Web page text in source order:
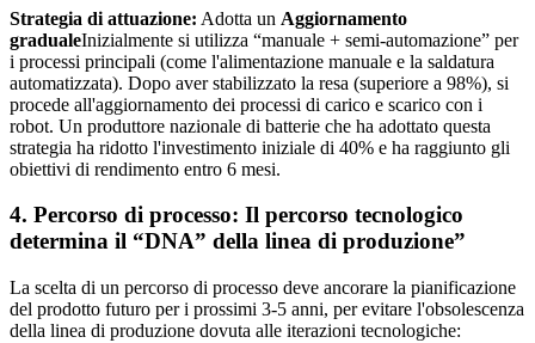
Strategia di attuazione: Adotta un Aggiornamento
gradualeInizialmente si utilizza “manuale + semi-automazione” per
i processi principali (come l'alimentazione manuale e la saldatura
automatizzata). Dopo aver stabilizzato la resa (superiore a 98%), si
procede all'aggiornamento dei processi di carico e scarico con i
robot. Un produttore nazionale di batterie che ha adottato questa
strategia ha ridotto l'investimento iniziale di 40% e ha raggiunto gli
obiettivi di rendimento entro 6 mesi.
4. Percorso di processo: Il percorso tecnologico
determina il “DNA” della linea di produzione”
La scelta di un percorso di processo deve ancorare la pianificazione
del prodotto futuro per i prossimi 3-5 anni, per evitare l'obsolescenza
della linea di produzione dovuta alle iterazioni tecnologiche: